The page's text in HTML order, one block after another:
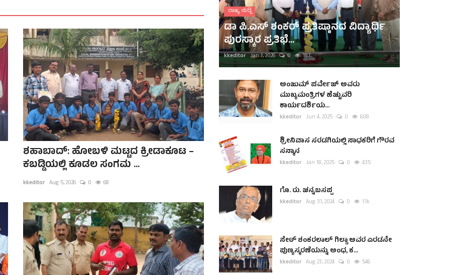
ಶಹಾಬಾದ್: ಹೋಬಳಿ ಮಟ್ಟದ ಕ್ರೀಡಾಕೂಟ –
ಕಬಡ್ಡಿಯಲ್ಲಿ ಕೂಡಲ ಸಂಗಮ ...
kkeditor Aug 5, 2026 0 68
ರಾಜ್ಯ ಸುದ್ದಿ
ಡಾ ಪಿ.ಎಸ್ ಶಂಕರ್ ಪ್ರತಿಷ್ಠಾನದ ವಿದ್ಯಾರ್ಥಿ
ಪುರಸ್ಕಾರ ಪ್ರತಿಭೆ...
kkeditor Jan 1, 2026 0 187
ಅಂಜುಮ್ ಪರ್ವೇಜ್ ಅವರು
ಮುಖ್ಯಮಂತ್ರಿಗಳ ಹೆಚ್ಚುವರಿ
ಕಾರ್ಯದರ್ಶಿಯ...
kkeditor Jun 4, 2025 0 608
ಶ್ರೀನಿವಾಸ ಸರಡಗಿಯಲ್ಲಿ ಸಾಧಕರಿಗೆ ಗೌರವ
ಸನ್ಮಾನ
kkeditor Jan 18, 2025 0 435
ಗೊ. ರು. ಚನ್ನಬಸಪ್ಪ
kkeditor Aug 31, 2024 0 1.1k
ಸೇಠ್ ಶಂಕರಲಾಲ್ ಗಿಲ್ಡಾ ಅವರ ಎರಡನೇ
ಪುಣ್ಯಸ್ಮರಣೆಯನ್ನು ಅಂಧ, ಕ...
kkeditor Aug 23, 2024 0 546